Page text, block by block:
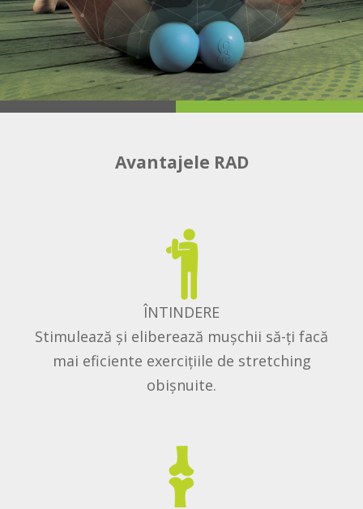
Avantajele RAD
ÎNTINDERE
Stimulează și eliberează mușchii să-ți facă
mai eficiente exercițiile de stretching
obișnuite.